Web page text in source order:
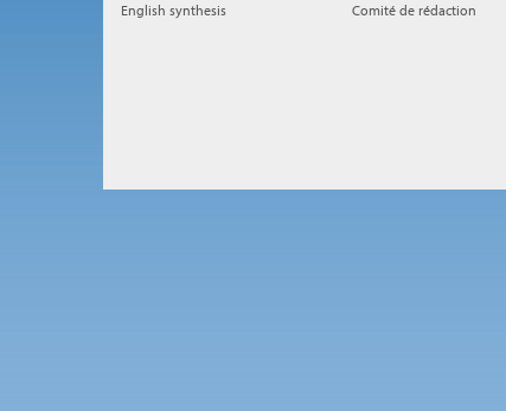
English synthesis
Comité de rédaction